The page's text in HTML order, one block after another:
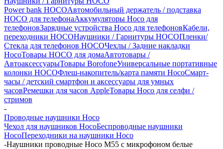
Power bank HOCOАвтомобильный держатель / подставка
HOCO для телефонаАккумуляторы Hoco для
телефоновЗарядные устройства Hoco для телефоновКабели,
переходники HOCOНаушники / Гарнитуры HOCOПленки/
Стекла для телефонов HOCOЧехлы / Задние накладки
HocoТовары HOCO для домаАвтотовары /
АвтоаксессуарыТовары BorofoneУниверсальные портативные
колонки HOCOФлеш-накопитель/карта памяти HocoСмарт-
часы / детский смартфон и аксессуары для умных
часовРемешки для часов AppleТовары Hoco для селфи /
стримов
-
Проводные наушники Hoco
Чехол для наушников HocoБеспроводные наушники
HocoПереходники на наушники Hoco
-Наушники проводные Hoco M55 с микрофоном белые